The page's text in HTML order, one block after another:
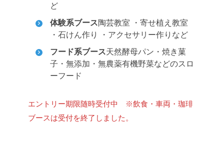
ど
体験系ブース陶芸教室 ・寄せ植え教室
・石けん作り ・アクセサリー作りなど
フード系ブース天然酵母パン・焼き菓
子・無添加・無農薬有機野菜などのスロ
ーフード
エントリー期限随時受付中 ※飲食・車両・珈琲
ブースは受付を終了しました。